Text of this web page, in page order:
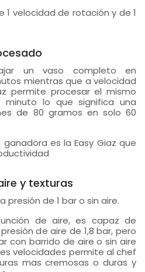
1 velocidad de rotación y de 1
un vaso completo en
mientras que a velocidad
permite procesar el mismo
lo que significa una
de 80 gramos en solo 60
es la Easy Giaz que
y texturas
de 1 bar o sin aire.
de aire, es capaz de
de aire de 1,8 bar, pero
con barrido de aire o sin aire
velocidades permite al chef
mas cremosas o duras y